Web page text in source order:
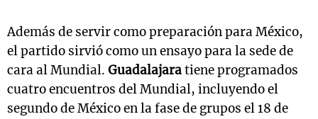
Además de servir como preparación para México,
el partido sirvió como un ensayo para la sede de
cara al Mundial. Guadalajaratiene programados
cuatro encuentros del Mundial, incluyendo el
segundo de México en la fase de grupos el 18 de